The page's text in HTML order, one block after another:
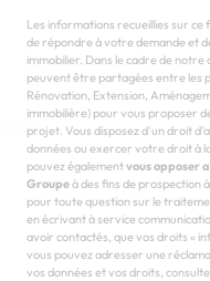
Les informations recueillies sur
de répondre à votre demande et
immobilier. Dans le cadre de
peuvent être partagées entre les
Rénovation, Extension,
immobilière) pour vous proposer
projet. Vous disposez d'un droit
données ou exercer votre droit à
pouvez égalementvous opposer
Groupeà des fins de prospection
pour toute question sur le
en écrivant à service
avoir contactés, que vos droits «
vous pouvez adresser une
vos données et vos droits,